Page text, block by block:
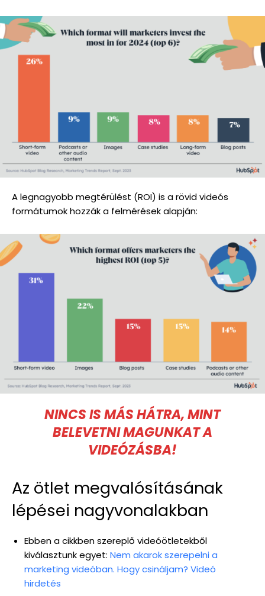
A legnagyobb megtérülést (ROI) is a rövid videós
formátumok hozzák a felmérések alapján:
NINCS IS MÁS HÁTRA, MINT
BELEVETNI MAGUNKAT A
VIDEÓZÁSBA!
Az ötlet megvalósításának
lépései nagyvonalakban
Ebben a cikkben szereplő videóötletekből
kiválasztunk egyet: Nem akarok szerepelni a
marketing videóban. Hogy csináljam? Videó
hirdetés